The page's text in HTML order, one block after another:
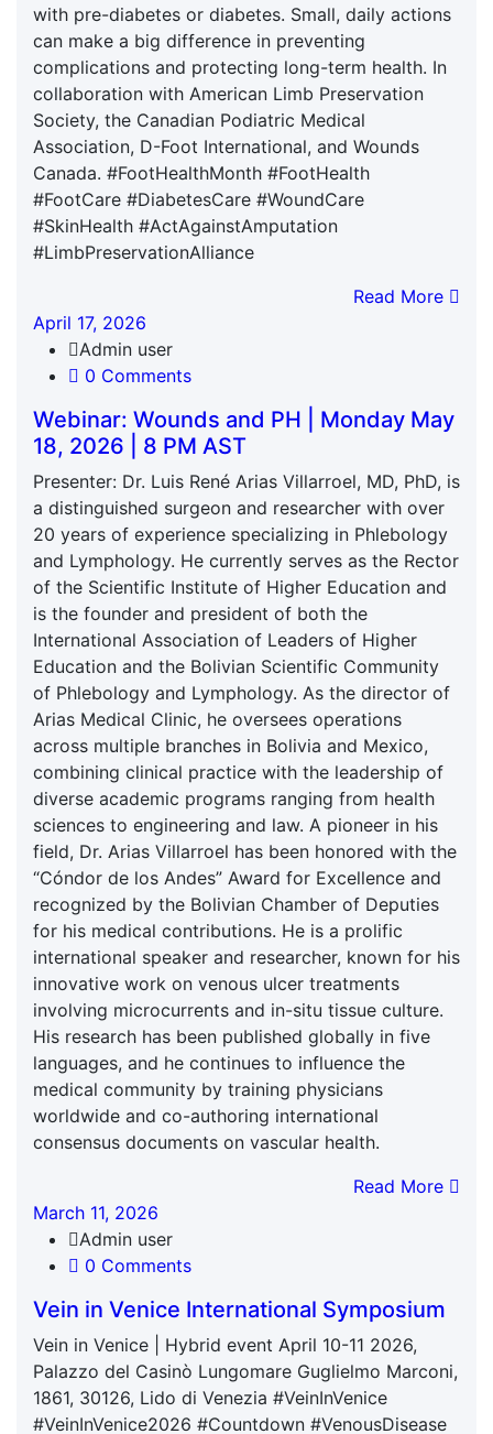
with pre-diabetes or diabetes. Small, daily actions
can make a big difference in preventing
complications and protecting long-term health. In
collaboration with American Limb Preservation
Society, the Canadian Podiatric Medical
Association, D-Foot International, and Wounds
Canada. #FootHealthMonth #FootHealth
#FootCare #DiabetesCare #WoundCare
#SkinHealth #ActAgainstAmputation
#LimbPreservationAlliance
Read More
April 17, 2026
Admin user
0 Comments
Webinar: Wounds and PH | Monday May
18, 2026 | 8 PM AST
Presenter: Dr. Luis René Arias Villarroel, MD, PhD, is
a distinguished surgeon and researcher with over
20 years of experience specializing in Phlebology
and Lymphology. He currently serves as the Rector
of the Scientific Institute of Higher Education and
is the founder and president of both the
International Association of Leaders of Higher
Education and the Bolivian Scientific Community
of Phlebology and Lymphology. As the director of
Arias Medical Clinic, he oversees operations
across multiple branches in Bolivia and Mexico,
combining clinical practice with the leadership of
diverse academic programs ranging from health
sciences to engineering and law. A pioneer in his
field, Dr. Arias Villarroel has been honored with the
“Cóndor de los Andes” Award for Excellence and
recognized by the Bolivian Chamber of Deputies
for his medical contributions. He is a prolific
international speaker and researcher, known for his
innovative work on venous ulcer treatments
involving microcurrents and in-situ tissue culture.
His research has been published globally in five
languages, and he continues to influence the
medical community by training physicians
worldwide and co-authoring international
consensus documents on vascular health.
Read More
March 11, 2026
Admin user
0 Comments
Vein in Venice International Symposium
Vein in Venice | Hybrid event April 10-11 2026,
Palazzo del Casinò Lungomare Guglielmo Marconi,
1861, 30126, Lido di Venezia #VeinInVenice
#VeinInVenice2026 #Countdown #VenousDisease